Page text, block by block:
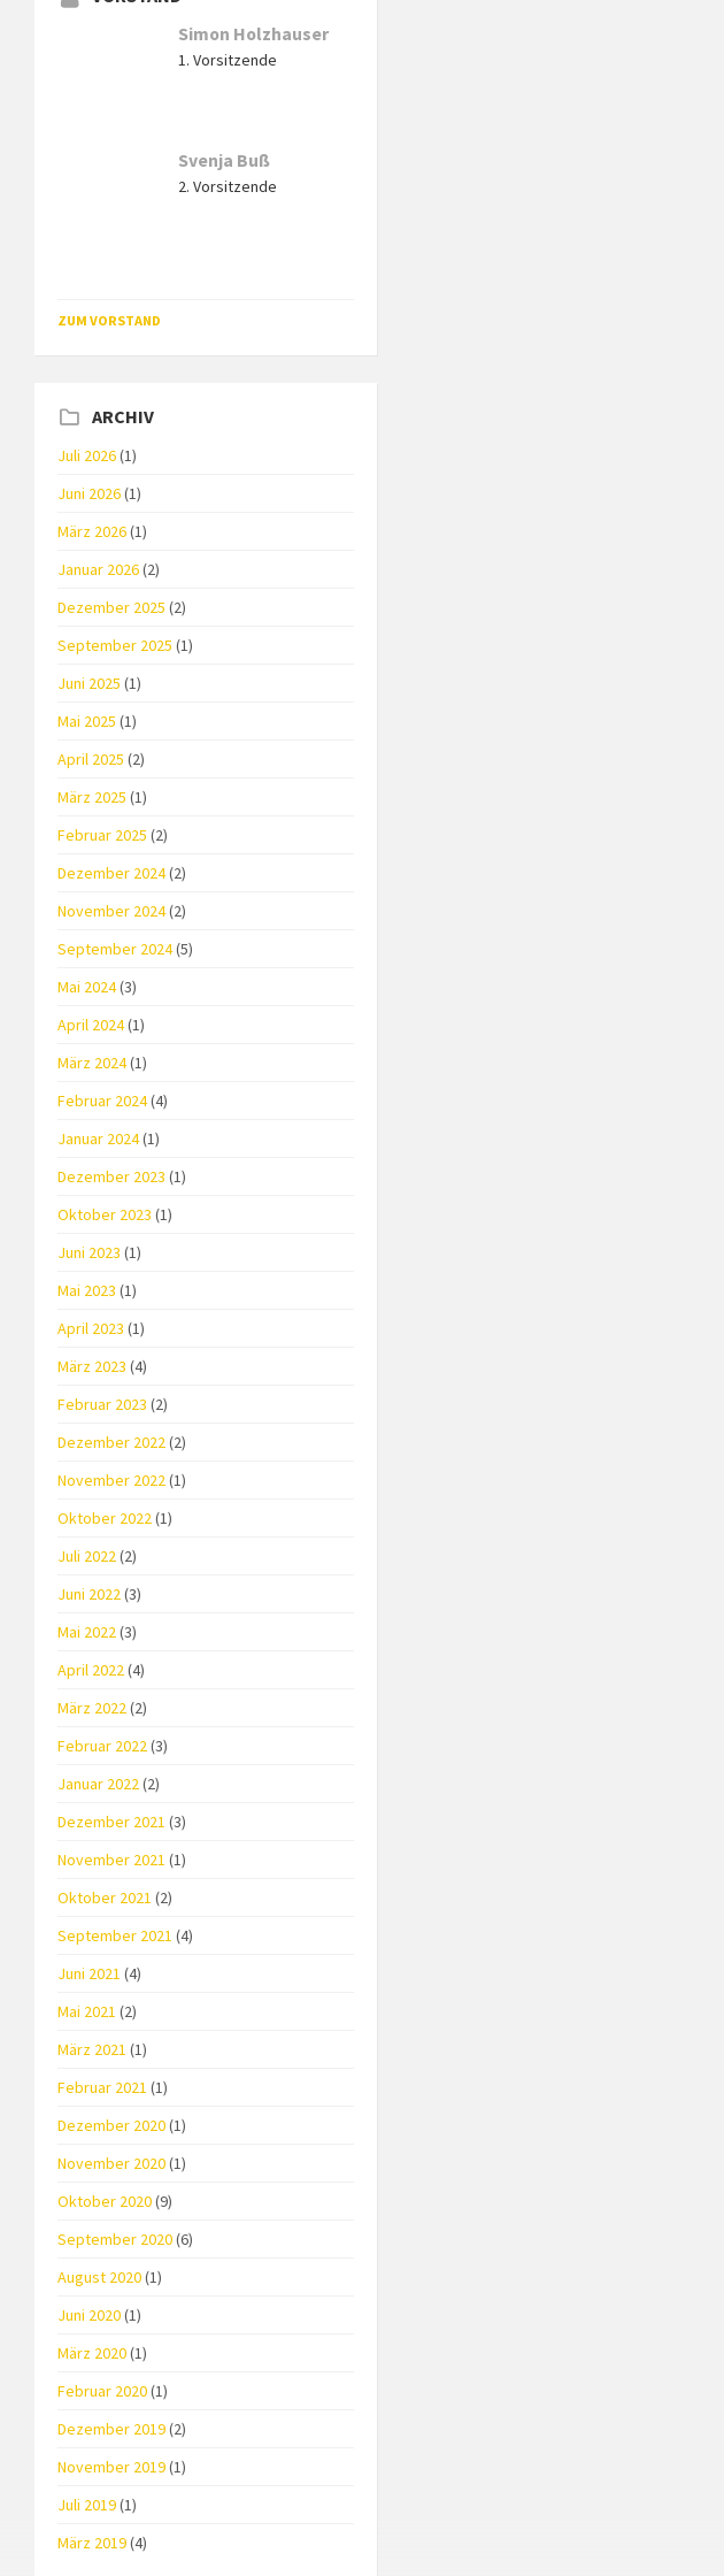
Simon Holzhauser
1. Vorsitzende
Svenja Buß
2. Vorsitzende
ZUM VORSTAND
ARCHIV
Juli 2026(1)
Juni 2026(1)
März 2026(1)
Januar 2026(2)
Dezember 2025 (2)
September 2025 (1)
Juni 2025 (1)
Mai 2025 (1)
April 2025 (2)
März 2025 (1)
Februar 2025 (2)
Dezember 2024(2)
November 2024(2)
September 2024(5)
Mai 2024(3)
April 2024(1)
März 2024(1)
Februar 2024(4)
Januar 2024(1)
Dezember 2023 (1)
Oktober 2023 (1)
Juni 2023 (1)
Mai 2023 (1)
April 2023 (1)
März 2023 (4)
Februar 2023 (2)
Dezember 2022(2)
November 2022(1)
Oktober 2022(1)
Juli 2022(2)
Juni 2022(3)
Mai 2022(3)
April 2022(4)
März 2022(2)
Februar 2022(3)
Januar 2022(2)
Dezember 2021 (3)
November 2021 (1)
Oktober 2021 (2)
September 2021 (4)
Juni 2021 (4)
Mai 2021 (2)
März 2021 (1)
Februar 2021 (1)
Dezember 2020(1)
November 2020(1)
Oktober 2020(9)
September 2020(6)
August 2020(1)
Juni 2020(1)
März 2020(1)
Februar 2020(1)
Dezember 2019(2)
November 2019(1)
Juli 2019(1)
März 2019(4)